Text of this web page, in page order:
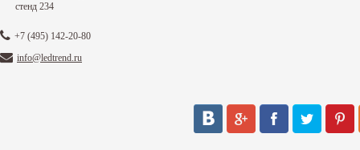
стенд 234
+7 (495) 142-20-80
info@ledtrend.ru